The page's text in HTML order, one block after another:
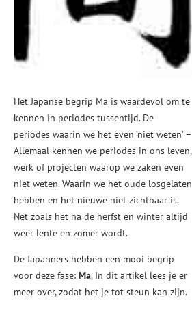
Het Japanse begrip Ma is waardevol om te
kennen in periodes tussentijd. De
periodes waarin we het even ‘niet weten’ –
Allemaal kennen we periodes in ons leven,
werk of projecten waarop we zaken even
niet weten. Waarin we het oude losgelaten
hebben en het nieuwe niet zichtbaar is.
Net zoals het na de herfst en winter altijd
weer lente en zomer wordt.
De Japanners hebben een mooi begrip
voor deze fase: Ma. In dit artikel lees je er
meer over, zodat het je tot steun kan zijn.